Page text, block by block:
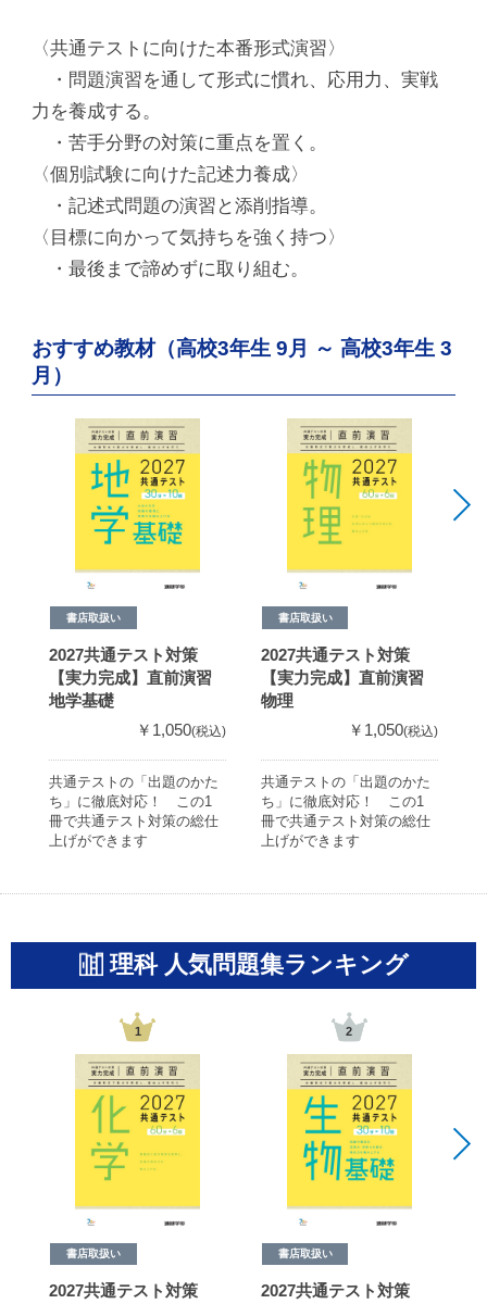
〈共通テストに向けた本番形式演習〉
・問題演習を通して形式に慣れ、応用力、実戦
力を養成する。
・苦手分野の対策に重点を置く。
〈個別試験に向けた記述力養成〉
・記述式問題の演習と添削指導。
〈目標に向かって気持ちを強く持つ〉
・最後まで諦めずに取り組む。
おすすめ教材（高校3年生 9月 ～ 高校3年生 3
月）
書店取扱い
2027共通テスト対策
【実力完成】直前演習
地学基礎
￥1,050(税込)
共通テストの「出題のかた
ち」に徹底対応！ この1
冊で共通テスト対策の総仕
上げができます
書店取扱い
2027共通テスト対策
【実力完成】直前演習
物理
￥1,050(税込)
共通テストの「出題のかた
ち」に徹底対応！ この1
冊で共通テスト対策の総仕
上げができます
理科 人気問題集ランキング
1
書店取扱い
2027共通テスト対策
2
書店取扱い
2027共通テスト対策